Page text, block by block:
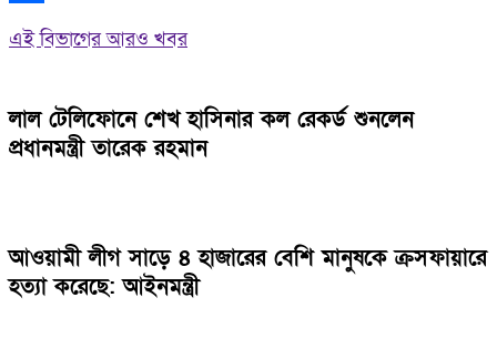
এই বিভাগের আরও খবর
লাল টেলিফোনে শেখ হাসিনার কল রেকর্ড শুনলেন
প্রধানমন্ত্রী তারেক রহমান
আওয়ামী লীগ সাড়ে ৪ হাজারের বেশি মানুষকে ক্রসফায়ারে
হত্যা করেছে: আইনমন্ত্রী